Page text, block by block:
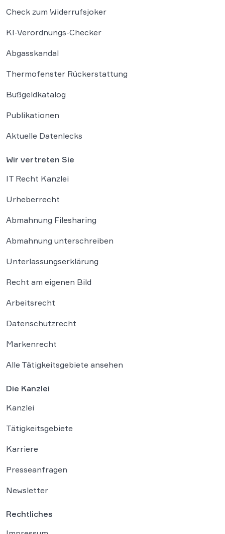
Check zum Widerrufsjoker
KI-Verordnungs-Checker
Abgasskandal
Thermofenster Rückerstattung
Bußgeldkatalog
Publikationen
Aktuelle Datenlecks
Wir vertreten Sie
IT Recht Kanzlei
Urheberrecht
Abmahnung Filesharing
Abmahnung unterschreiben
Unterlassungserklärung
Recht am eigenen Bild
Arbeitsrecht
Datenschutzrecht
Markenrecht
Alle Tätigkeitsgebiete ansehen
Die Kanzlei
Kanzlei
Tätigkeitsgebiete
Karriere
Presseanfragen
Newsletter
Rechtliches